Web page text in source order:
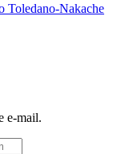
Toledano-Nakache
e-mail.